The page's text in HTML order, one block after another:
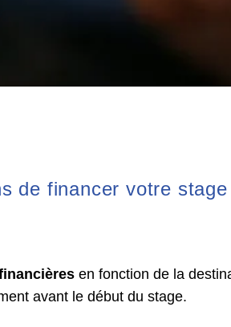
de financer votre
en fonction de la
avant le début du stage.